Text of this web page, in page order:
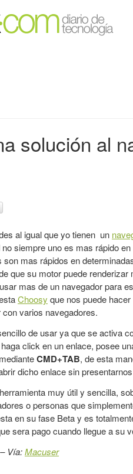
solución al
al igual que yo tienen un
siempre uno es mas rápido
mas rápidos en
que su motor puede renderizar
mas de un navegador para
Choosy que nos puede
varios navegadores.
de usar ya que se activa
click en un enlace, posee
CMD+TAB, de esta
dicho enlace sin
muy útil y sencilla,
o personas que
en su fase Beta y es
sera pago cuando llegue a su
– Vía:Macuser